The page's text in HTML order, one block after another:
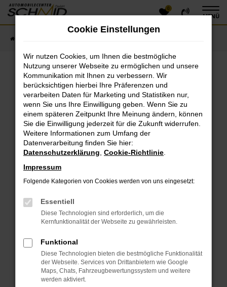
Zum
Hauptinhalt
0
MENÜ
Fehler: Network Error
Beim Laden ist ein Fehler aufgetreten.
Hier sind ein paar Tipps, die dir helfen können:
Überprüfe deine Firewall und deine
Internetverbindung.
Laden andere Webseiten, zum Beispiel deine
Suchmaschine?
Prüfe deine Browsererweiterungen.
das Laden bestimmter Seiten verhindern.
Funktioniert die Seite in einem anderen Browser
oder in einem privaten Fenster?
Das kann manchmal helfen, vorübergehende
Probleme zu beheben.
Stelle sicher, dass dein Browser und dein
Betriebssystem auf dem neuesten Stand sind.
Cookie Einstellungen
Wir nutzen Cookies, um Ihnen die bestmögliche
Nutzung unserer Webseite zu ermöglichen und unsere
Kommunikation mit Ihnen zu verbessern. Wir
berücksichtigen hierbei Ihre Präferenzen und
verarbeiten Daten für Marketing und Statistiken nur,
wenn Sie uns Ihre Einwilligung geben. Wenn Sie zu
einem späteren Zeitpunkt Ihre Meinung ändern, können
Sie die Einwilligung jederzeit für die Zukunft widerrufen.
Weitere Informationen zum Umfang der
Datenverarbeitung finden Sie hier:
Datenschutzerklärung Cookie-Richtlinie
Impressum
Folgende Kategorien von Cookies werden von uns eingesetzt:
Essentiell
Diese Technologien sind erforderlich, um die
Kernfunktionalität der Webseite zu gewährleisten.
Funktional
Diese Technologien bieten die bestmögliche Funktionalität
der Webseite. Services von Drittanbietern wie Google
Maps, Chats, Fahrzeugbewertungssystem und weitere
werden aktiviert.